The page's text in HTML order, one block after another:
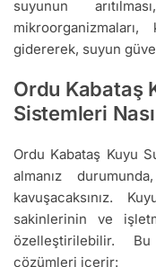
suyunun
gidererek, suyun
Ordu Kabataş
Sistemleri
Ordu Kabataş Kuyu
almanız
kavuşacaksınız.
sakinlerinin ve
özelleştirilebilir.
çözümleri içerir: